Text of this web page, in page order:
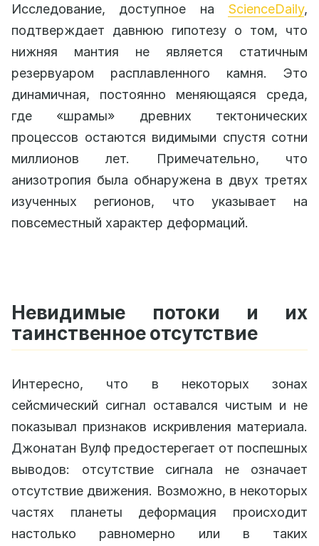
Исследование, доступное на ScienceDaily,
подтверждает давнюю гипотезу о том, что
нижняя мантия не является статичным
резервуаром расплавленного камня. Это
динамичная, постоянно меняющаяся среда,
где «шрамы» древних тектонических
процессов остаются видимыми спустя сотни
миллионов лет. Примечательно, что
анизотропия была обнаружена в двух третях
изученных регионов, что указывает на
повсеместный характер деформаций.
Невидимые потоки и их
таинственное отсутствие
Интересно, что в некоторых зонах
сейсмический сигнал оставался чистым и не
показывал признаков искривления материала.
Джонатан Вулф предостерегает от поспешных
выводов: отсутствие сигнала не означает
отсутствие движения. Возможно, в некоторых
частях планеты деформация происходит
настолько равномерно или в таких